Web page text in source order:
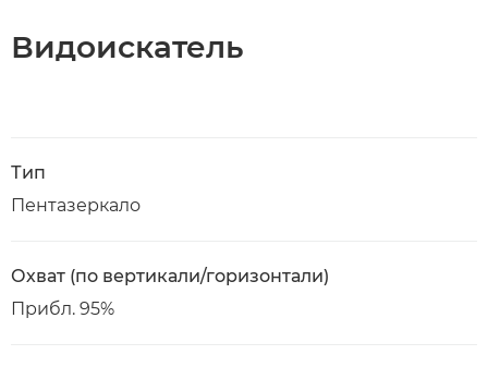
Видоискатель
Тип
Пентазеркало
Охват (по вертикали/горизонтали)
Прибл. 95%